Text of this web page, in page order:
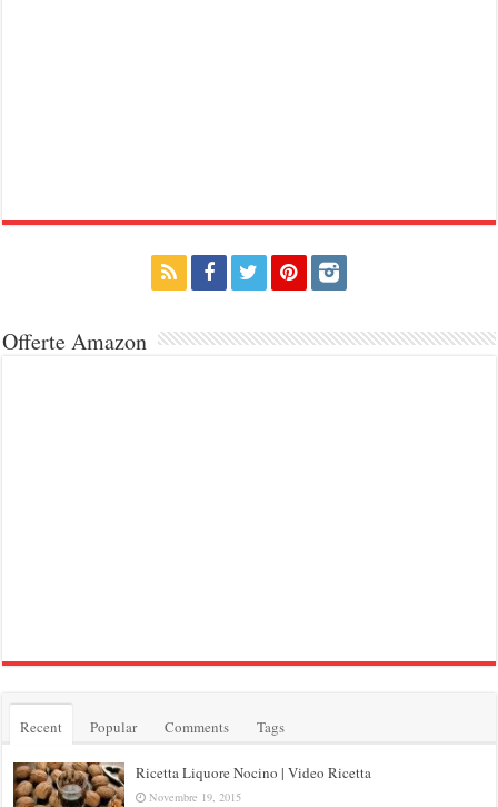
Offerte Amazon
Recent Popular Comments Tags
Ricetta Liquore Nocino | Video Ricetta
Novembre 19, 2015